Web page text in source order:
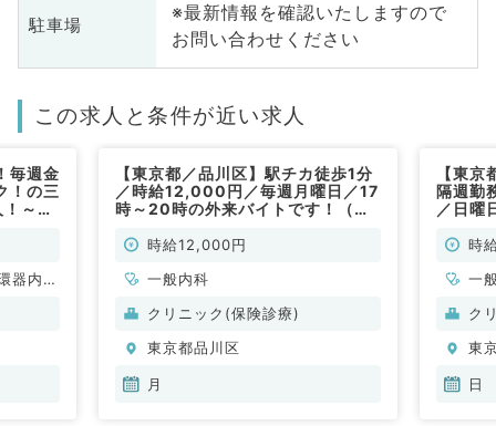
駐車場
※最新情報を確認いたしますので
お問い合わせください
この求人と条件が近い求人
毎週金
！の三
～患
器内
【東京都／品川区】駅チカ徒歩1分
／時給12,000円／毎週月曜日／17
時～20時の外来バイトです！（一
時給12,000円
一般内科
クリニック(保険診療)
東京都品川区
月
【東
隔週勤
／日曜
時
一
ク
東
日